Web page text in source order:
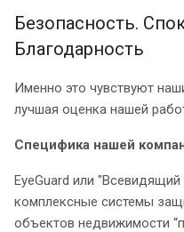
Безопасность.
Благодарность
Именно это чувствуют
лучшая оценка нашей
Специфика нашей
EyeGuard или
комплексные системы
объектов недвижимости